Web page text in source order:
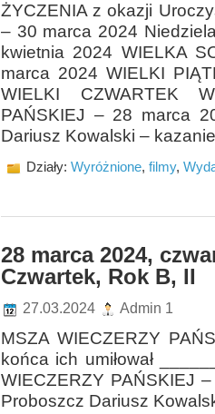
ŻYCZENIA z okazji
– 30 marca 2024
kwietnia 2024 WIELKA
marca 2024 WIELKI
WIELKI CZWARTEK
PAŃSKIEJ – 28 marca
Dariusz Kowalski –
Działy: Wyróżnione, filmy,
28 marca 2024,
Czwartek, Rok B, II
27.03.2024 Admin 1
MSZA WIECZERZY
końca ich umiłował
WIECZERZY PAŃSKIEJ
Proboszcz Dariusz